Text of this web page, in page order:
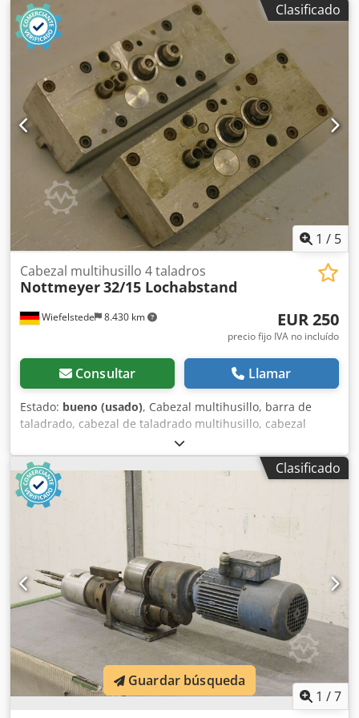
Clasificado
1 / 5
Wiefelstede 8.430 km
Cabezal multihusillo 4 taladros
Nottmeyer32/15 Lochabstand
EUR 250
precio fijo IVA no incluído
Consultar Llamar
Estado: bueno (usado), Cabezal multihusillo, barra de
taladrado, cabezal de taladrado multihusillo, cabezal
multihusillo articulado, taladradora de filas, cabezal de
taladrado para clavijas, taladradora para clavijas,
transmisión de taladrado -Cantidad: máx. 4 taladros -
Portaherramientas: M8 -Dirección: rotación alternada
izquierda/derecha -Distancia entre taladros: 32 mm -
Distancia entre taladros: 15 mm -Cantidad: 2 cabezales de
taladrado disponibles -Precio: por unidad Codpfjb A R R
Hjx Alfsha -Dimensiones: 200/75/A90 mm -Peso: 3 kg
Clasificado
1 /7
Guardar búsqueda